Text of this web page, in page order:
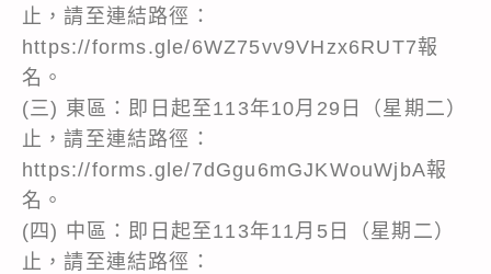
止，請至連結路徑：
https://forms.gle/6WZ75vv9VHzx6RUT7報
名。
(三) 東區：即日起至113年10月29日（星期二）
止，請至連結路徑：
https://forms.gle/7dGgu6mGJKWouWjbA報
名。
(四) 中區：即日起至113年11月5日（星期二）
止，請至連結路徑：